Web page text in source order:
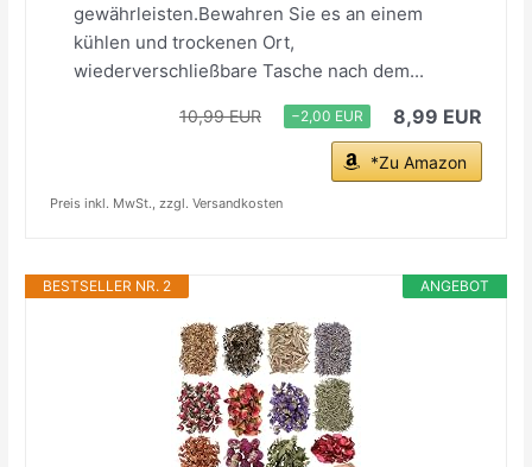
gewährleisten.Bewahren Sie es an einem
kühlen und trockenen Ort,
wiederverschließbare Tasche nach dem...
10,99 EUR −2,00 EUR 8,99 EUR
*Zu Amazon
Preis inkl. MwSt., zzgl. Versandkosten
ANGEBOT
BESTSELLER NR. 2